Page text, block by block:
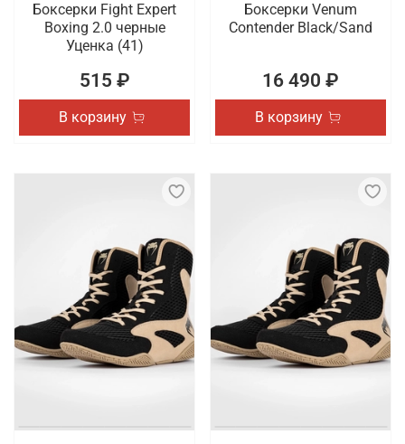
Боксерки Fight Expert
Boxing 2.0 черные
Уценка (41)
515 ₽
В корзину
Боксерки Venum
Contender Black/Sand
16 490 ₽
В корзину